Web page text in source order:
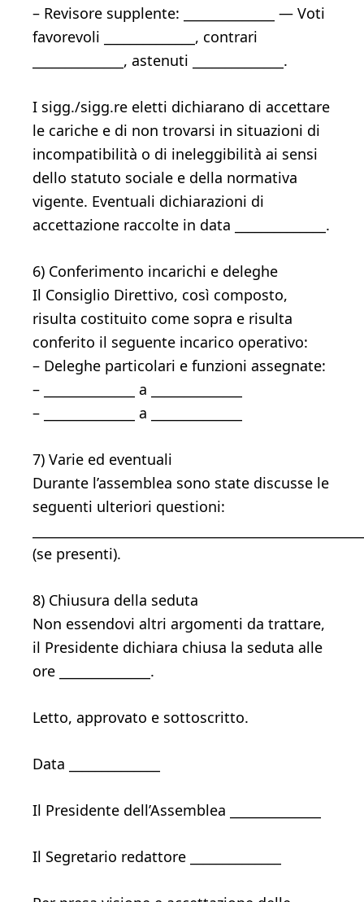
– Revisore supplente: ______________ — Voti
favorevoli ______________, contrari
______________, astenuti ______________.
I sigg./sigg.re eletti dichiarano di accettare
le cariche e di non trovarsi in situazioni di
incompatibilità o di ineleggibilità ai sensi
dello statuto sociale e della normativa
vigente. Eventuali dichiarazioni di
accettazione raccolte in data ______________.
6) Conferimento incarichi e deleghe
Il Consiglio Direttivo, così composto,
risulta costituito come sopra e risulta
conferito il seguente incarico operativo:
– Deleghe particolari e funzioni assegnate:
– ______________ a ______________
– ______________ a ______________
7) Varie ed eventuali
Durante l’assemblea sono state discusse le
seguenti ulteriori questioni:
(se presenti).
8) Chiusura della seduta
Non essendovi altri argomenti da trattare,
il Presidente dichiara chiusa la seduta alle
ore ______________.
Letto, approvato e sottoscritto.
Data ______________
Il Presidente dell’Assemblea ______________
Il Segretario redattore ______________